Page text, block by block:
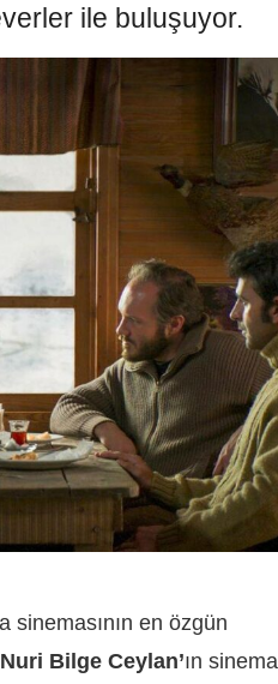
ile buluşuyor.
sinemasının en özgün
Nuri Bilge Ceylan’ın sinema